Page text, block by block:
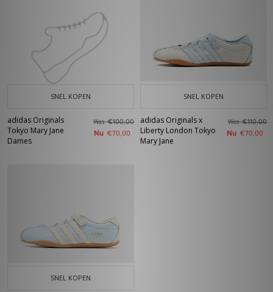
SNEL KOPEN
adidas Originals
Tokyo Mary Jane
Dames
Was€100,00
Nu €70,00
SNEL KOPEN
adidas Originals x
Liberty London Tokyo
Mary Jane
Was€110,00
Nu €70,00
SNEL KOPEN